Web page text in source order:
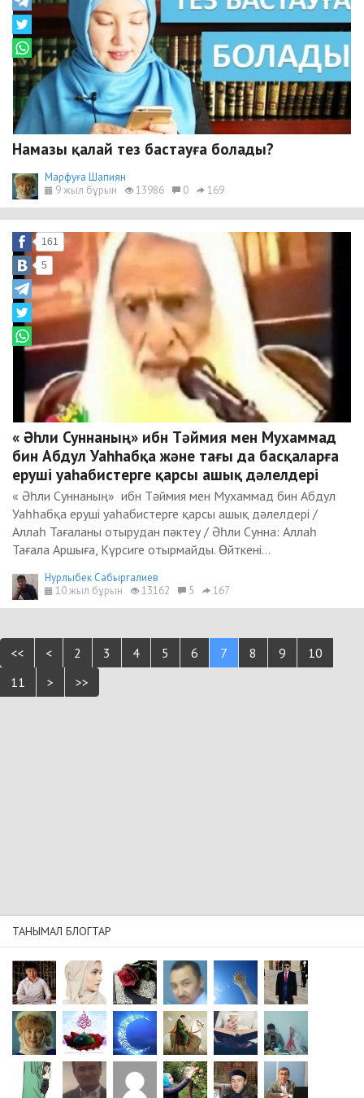
Намазы қалай тез бастауға болады?
Марфуға Шапиян
9 жыл бұрын
13986 0 169
161
5
« Әһли Суннаның» ибн Тәймия мен Мухаммад
бин Абдул Уаһһабқа және тағы да басқаларға
еруші уаһабистерге қарсы ашық дәлелдері
« Әһли Суннаның» ибн Тәймия мен Мухаммад бин Абдул
Уаһһабқа еруші уаһабистерге қарсы ашық дәлелдері /
Аллаһ Тағаланы отырудан пәктеу / Әһли Сунна: Аллаһ
Тағала Аршыға, Күрсиге отырмайды. Өйткені...
Нурлыбек Сабыргалиев
10 жыл бұрын
13162 5 167
<< < 2 3 4 5 6 7 8 9
10
11
> >>
ТАНЫМАЛ БЛОГТАР